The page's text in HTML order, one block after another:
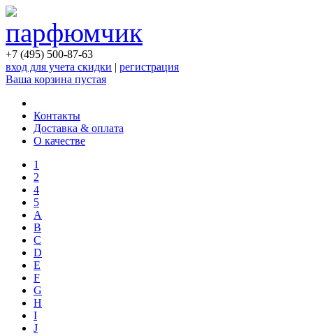
+7 (495) 500-87-63
вход для учета скидки | регистрация
Ваша корзина пустая
Контакты
Доставка & оплата
О качестве
1
2
4
5
A
B
C
D
E
F
G
H
I
J